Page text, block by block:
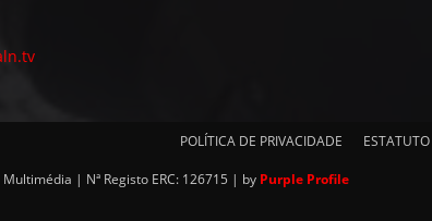
POLÍTICA DE PRIVACIDADE
| Nª Registo ERC: 126715 | by Purple Profile